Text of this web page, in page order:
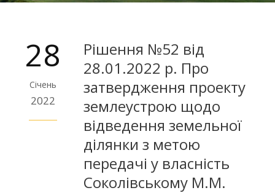
28
Січень
2022
Рішення №52 від
28.01.2022 р. Про
затвердження проекту
землеустрою щодо
відведення земельної
ділянки з метою
передачі у власність
Соколівському М.М.